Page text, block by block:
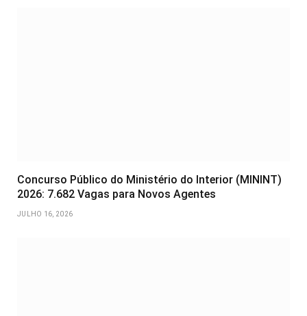
Concurso Público do Ministério do Interior (MININT)
2026: 7.682 Vagas para Novos Agentes
JULHO 16, 2026